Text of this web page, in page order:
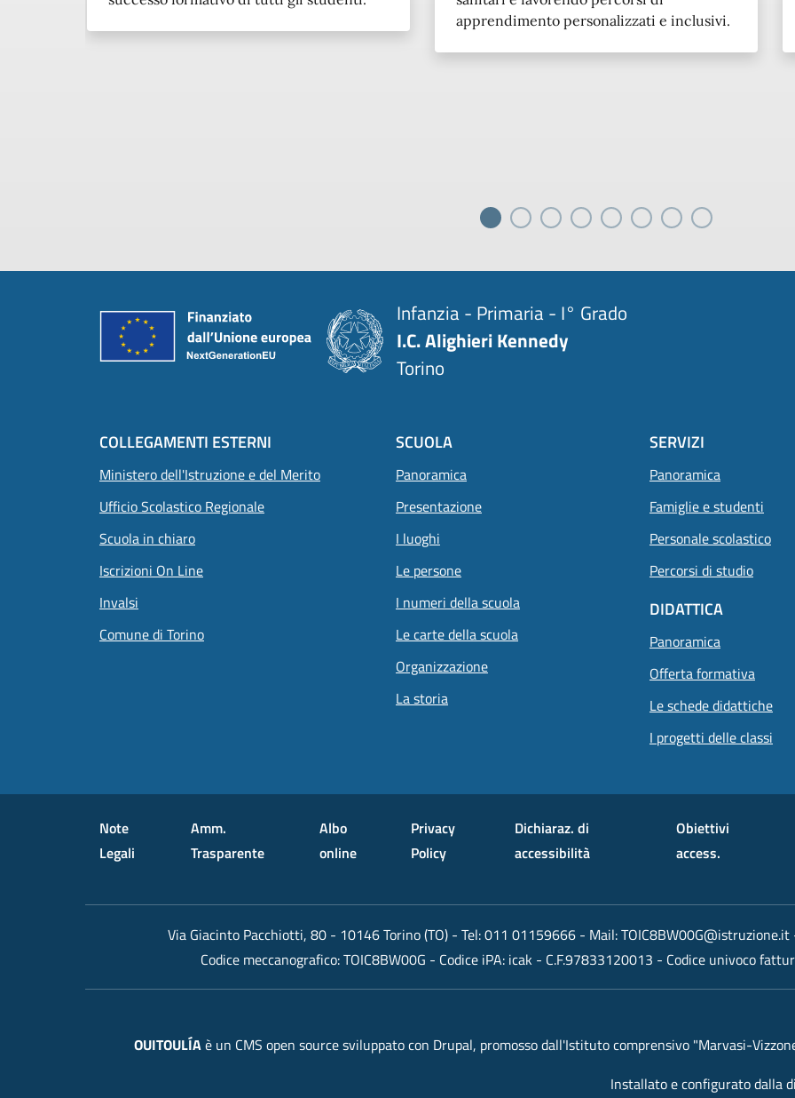
apprendimento personalizzati e inclusivi.
Infanzia - Primaria - I° Grado
I.C. Alighieri Kennedy
Torino
COLLEGAMENTI ESTERNI
Ministero dell'Istruzione e del Merito
Ufficio Scolastico Regionale
Scuola in chiaro
Iscrizioni On Line
Invalsi
Comune di Torino
SCUOLA
Panoramica
Presentazione
I luoghi
Le persone
I numeri della scuola
Le carte della scuola
Organizzazione
La storia
SERVIZI
Panoramica
Famiglie e studenti
Personale scolastico
Percorsi di studio
DIDATTICA
Panoramica
Offerta formativa
Le schede didattiche
I progetti delle classi
Small prints
Note
Legali
Amm.
Trasparente
Albo
online
Privacy
Policy
Dichiaraz. di
accessibilità
Obiettivi
access.
Via Giacinto Pacchiotti, 80 - 10146 Torino (TO) - Tel:011 01159666 - Mail:TOIC8BW00G@istruzione.it
Codice meccanografico:TOIC8BW00G - Codice iPA: icak - C.F.97833120013 - Codice univoco
OUITOULÍAè un CMS open source sviluppato con Drupal, promosso dall'Istituto comprensivo "Marvasi-
Installato e configurato dalla